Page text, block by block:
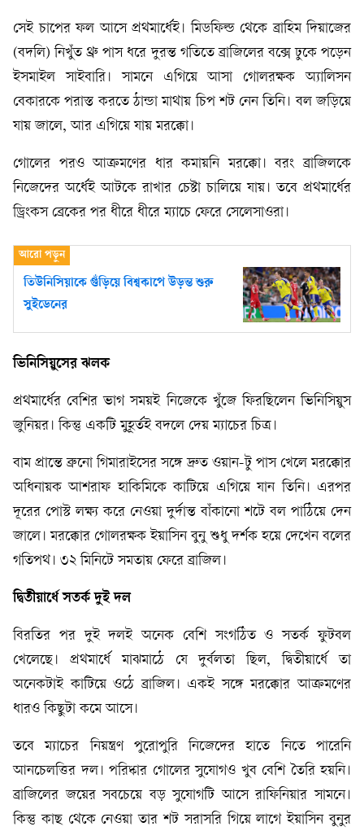
সেই চাপের ফল আসে প্রথমার্ধেই। মিডফিল্ড থেকে ব্রাহিম দিয়াজের
(বদলি) নিখুঁত থ্রু পাস ধরে দুরন্ত গতিতে ব্রাজিলের বক্সে ঢুকে পড়েন
ইসমাইল সাইবারি। সামনে এগিয়ে আসা গোলরক্ষক অ্যালিসন
বেকারকে পরাস্ত করতে ঠান্ডা মাথায় চিপ শট নেন তিনি। বল জড়িয়ে
যায় জালে, আর এগিয়ে যায় মরক্কো।
গোলের পরও আক্রমণের ধার কমায়নি মরক্কো। বরং ব্রাজিলকে
নিজেদের অর্ধেই আটকে রাখার চেষ্টা চালিয়ে যায়। তবে প্রথমার্ধের
ড্রিংকস ব্রেকের পর ধীরে ধীরে ম্যাচে ফেরে সেলেসাওরা।
তিউনিসিয়াকে গুঁড়িয়ে বিশ্বকাপে উড়ন্ত শুরু
সুইডেনের
ভিনিসিয়ুসের ঝলক
প্রথমার্ধের বেশির ভাগ সময়ই নিজেকে খুঁজে ফিরছিলেন ভিনিসিয়ুস
জুনিয়র। কিন্তু একটি মুহূর্তই বদলে দেয় ম্যাচের চিত্র।
বাম প্রান্তে ব্রুনো গিমারাইসের সঙ্গে দ্রুত ওয়ান-টু পাস খেলে মরক্কোর
অধিনায়ক আশরাফ হাকিমিকে কাটিয়ে এগিয়ে যান তিনি। এরপর
দূরের পোস্ট লক্ষ্য করে নেওয়া দুর্দান্ত বাঁকানো শটে বল পাঠিয়ে দেন
জালে। মরক্কোর গোলরক্ষক ইয়াসিন বুনু শুধু দর্শক হয়ে দেখেন বলের
গতিপথ। ৩২ মিনিটে সমতায় ফেরে ব্রাজিল।
দ্বিতীয়ার্ধে সতর্ক দুই দল
বিরতির পর দুই দলই অনেক বেশি সংগঠিত ও সতর্ক ফুটবল
খেলেছে। প্রথমার্ধে মাঝমাঠে যে দুর্বলতা ছিল, দ্বিতীয়ার্ধে তা
অনেকটাই কাটিয়ে ওঠে ব্রাজিল। একই সঙ্গে মরক্কোর আক্রমণের
ধারও কিছুটা কমে আসে।
তবে ম্যাচের নিয়ন্ত্রণ পুরোপুরি নিজেদের হাতে নিতে পারেনি
আনচেলত্তির দল। পরিষ্কার গোলের সুযোগও খুব বেশি তৈরি হয়নি।
ব্রাজিলের জয়ের সবচেয়ে বড় সুযোগটি আসে রাফিনিয়ার সামনে।
কিন্তু কাছ থেকে নেওয়া তার শট সরাসরি গিয়ে লাগে ইয়াসিন বুনুর